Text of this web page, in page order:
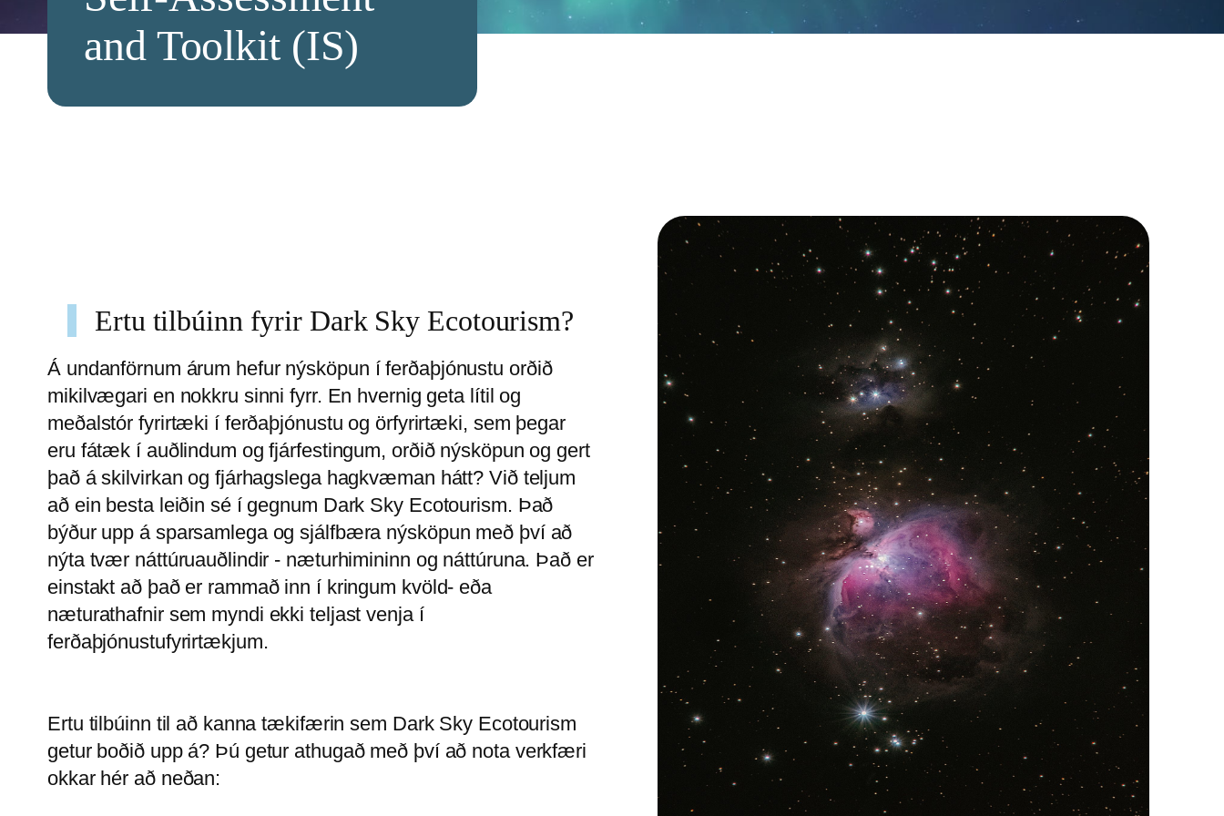
and Toolkit (IS)
Ertu tilbúinn fyrir Dark Sky Ecotourism?
Á undanförnum árum hefur nýsköpun í ferðaþjónustu orðið
mikilvægari en nokkru sinni fyrr. En hvernig geta lítil og
meðalstór fyrirtæki í ferðaþjónustu og örfyrirtæki, sem þegar
eru fátæk í auðlindum og fjárfestingum, orðið nýsköpun og gert
það á skilvirkan og fjárhagslega hagkvæman hátt? Við teljum
að ein besta leiðin sé í gegnum Dark Sky Ecotourism. Það
býður upp á sparsamlega og sjálfbæra nýsköpun með því að
nýta tvær náttúruauðlindir - næturhimininn og náttúruna. Það er
einstakt að það er rammað inn í kringum kvöld- eða
næturathafnir sem myndi ekki teljast venja í
ferðaþjónustufyrirtækjum.
Ertu tilbúinn til að kanna tækifærin sem Dark Sky Ecotourism
getur boðið upp á? Þú getur athugað með því að nota verkfæri
okkar hér að neðan: